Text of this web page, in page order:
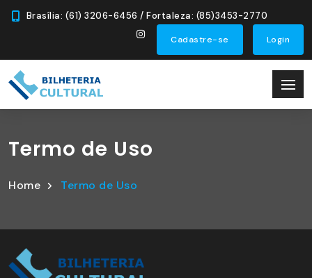
Brasília: (61) 3206-6456 / Fortaleza: (85)3453-2770
Cadastre-se Login
Termo de Uso
Home Termo de Uso